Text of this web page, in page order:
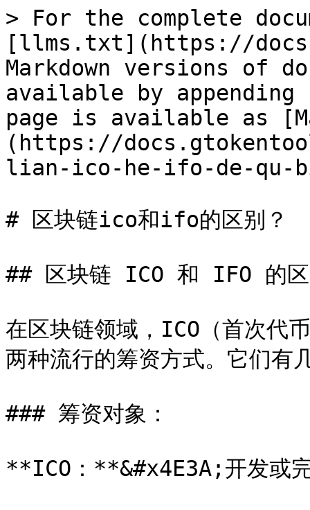
> For the complete
[llms.txt](https://
Markdown versions of
available by
page is available as
(https://
lian-ico-he-ifo-de-qu-
# 区块链ico和ifo的区别？
## 区块链 ICO 和 IFO 的
在区块链领域，ICO（首次代
两种流行的筹资方式。它们有
### 筹资对象：
**ICO：**&#x4E3A;开发或